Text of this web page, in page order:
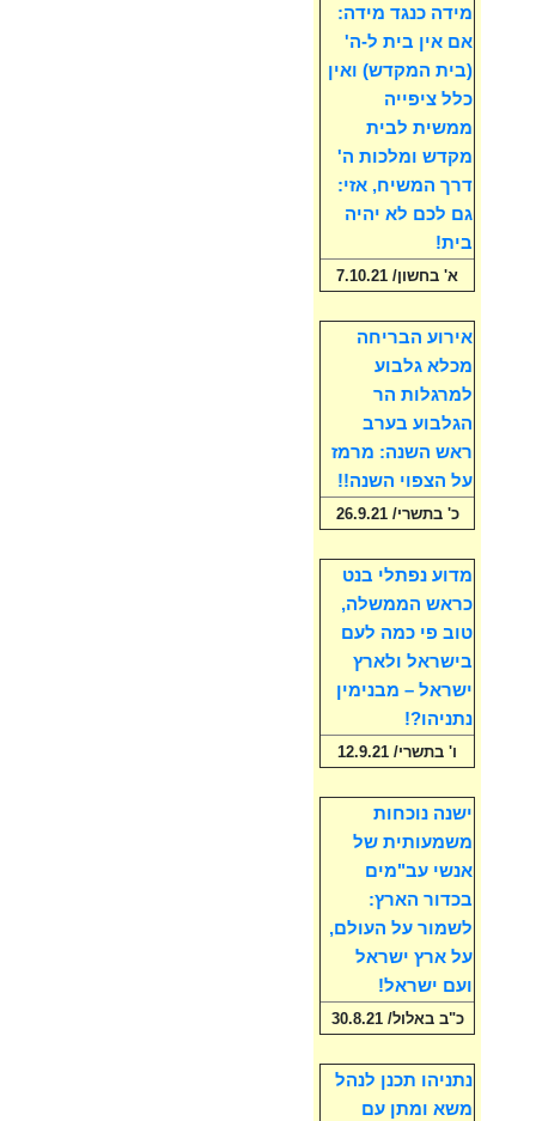
מידה כנגד מידה:
אם אין בית ל-ה'
(בית המקדש) ואין
כלל ציפייה
ממשית לבית
מקדש ומלכות ה'
דרך המשיח, אזי:
גם לכם לא יהיה
בית!
א' בחשון/ 7.10.21
אירוע הבריחה
מכלא גלבוע
למרגלות הר
הגלבוע בערב
ראש השנה: מרמז
על הצפוי השנה!!
כ' בתשרי/ 26.9.21
מדוע נפתלי בנט
כראש הממשלה,
טוב פי כמה לעם
בישראל ולארץ
ישראל – מבנימין
נתניהו?!
ו' בתשרי/ 12.9.21
ישנה נוכחות
משמעותית של
אנשי עב"מים
בכדור הארץ:
לשמור על העולם,
על ארץ ישראל
ועם ישראל!
כ"ב באלול/ 30.8.21
נתניהו תכנן לנהל
משא ומתן עם